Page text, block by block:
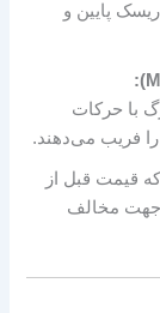
پایین و
با حرکات
فریب می‌دهند.
قیمت قبل از
مخالف